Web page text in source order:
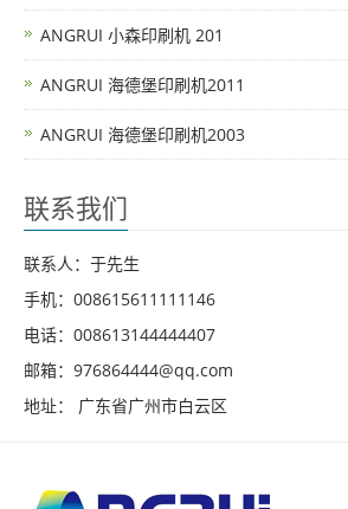
ANGRUI 小森印刷机 201
ANGRUI 海德堡印刷机2011
ANGRUI 海德堡印刷机2003
联系我们
联系人：于先生
手机：008615611111146
电话：008613144444407
邮箱：976864444@qq.com
地址： 广东省广州市白云区